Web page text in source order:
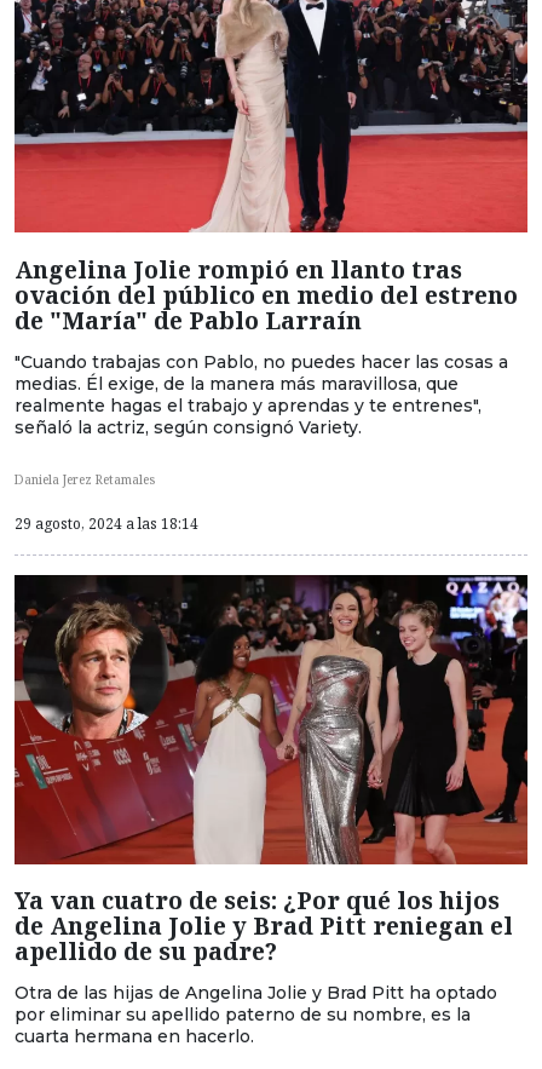
Angelina Jolie rompió en llanto tras
ovación del público en medio del estreno
de "María" de Pablo Larraín
"Cuando trabajas con Pablo, no puedes hacer las cosas a
medias. Él exige, de la manera más maravillosa, que
realmente hagas el trabajo y aprendas y te entrenes",
señaló la actriz, según consignó Variety.
Daniela Jerez Retamales
29 agosto, 2024 a las 18:14
Ya van cuatro de seis: ¿Por qué los hijos
de Angelina Jolie y Brad Pitt reniegan el
apellido de su padre?
Otra de las hijas de Angelina Jolie y Brad Pitt ha optado
por eliminar su apellido paterno de su nombre, es la
cuarta hermana en hacerlo.